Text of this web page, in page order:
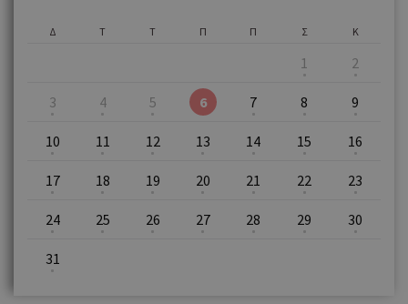
Δ Τ Τ Π Π Σ
1
Κ
2
3 4 5 6 7 8 9
10 11 12 13 14 15 16
17 18 19 20 21 22 23
24 25 26 27 28 29 30
31